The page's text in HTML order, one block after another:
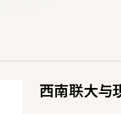
西南联大与